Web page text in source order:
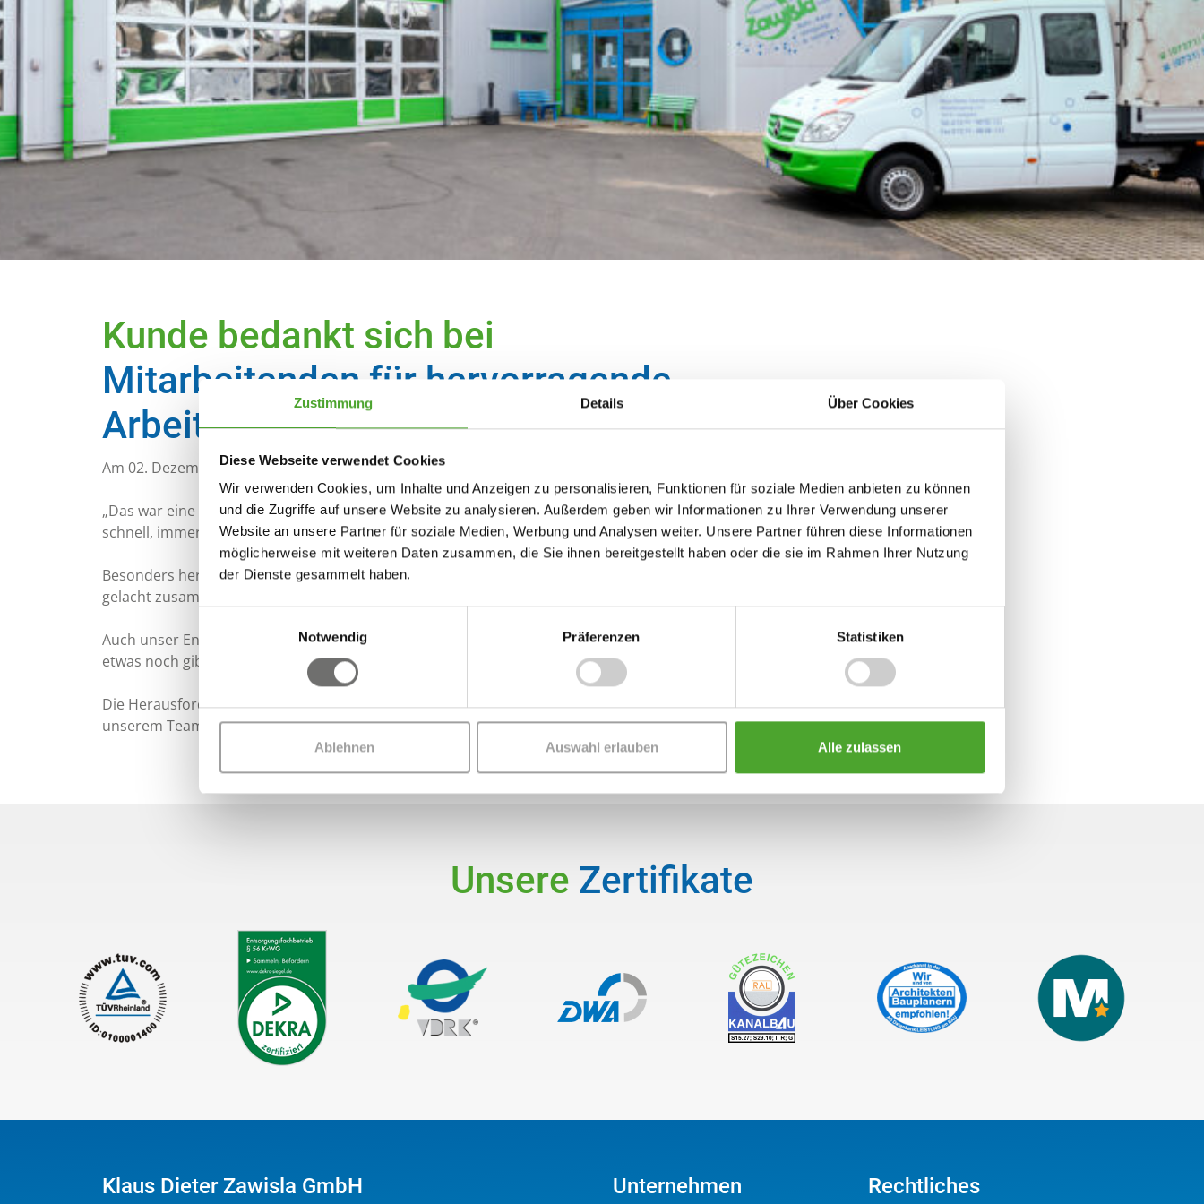
Zustimmung Details Über Cookies
Diese Webseite verwendet Cookies
Wir verwenden Cookies, um Inhalte und Anzeigen zu personalisieren, Funktionen für soziale Medien anbieten zu können
und die Zugriffe auf unsere Website zu analysieren. Außerdem geben wir Informationen zu Ihrer Verwendung unserer
Website an unsere Partner für soziale Medien, Werbung und Analysen weiter. Unsere Partner führen diese Informationen
möglicherweise mit weiteren Daten zusammen, die Sie ihnen bereitgestellt haben oder die sie im Rahmen Ihrer Nutzung
der Dienste gesammelt haben.
Notwendig
Präferenzen Statistiken
Ablehnen Auswahl erlauben Alle zulassen
Industriereinigung
Im industriellen Reinigungsbereich
ist es besonders wichtig, die
Aufgaben wirtschaftlich und
termingerecht abzuwickeln
Entsorgung
Unsere Spezialfahrzeuge sind Tag
und Nacht einsatzbereit
Rattensperre
Wir sichern Ihre Kanalisation vor
Ratten und verlängern die
Lebensdauer des Abwasserkanals
Gebäudereinigung
Saubere und gepflegte Gebäude
sind die Grundlage für einen
positiven ersten Eindruck.
Kunde bedankt sich bei
Mitarbeitenden für hervorragende
Arbeit
Am 02. Dezember 2025 hat sich ein Kunde mit positivem Feedback an uns gewandt.
„Das war eine klasse Arbeit Ihres Mitarbeiterteams – fachlich super, ruhig und dennoch
schnell, immer auf die Ausrüstung geachtet, sehr freundlich und kompetent.“
Besonders hervorhob der Kunde zudem die angenehme Zusammenarbeit: „Wir haben viel
gelacht zusammen und auch viel bewegt an einem Tag.“
Auch unser Engagement wurde ausdrücklich gelobt: „Es tut gut zu wissen, dass es so
etwas noch gibt bei einem Dienstleister!“
Die Herausforderung konnte trotz anspruchsvoller Rahmenbedingungen erfolgreich von
unserem Team gelöst werden.
Unsere Zertifikate
Klaus Dieter Zawisla GmbH Unternehmen Rechtliches